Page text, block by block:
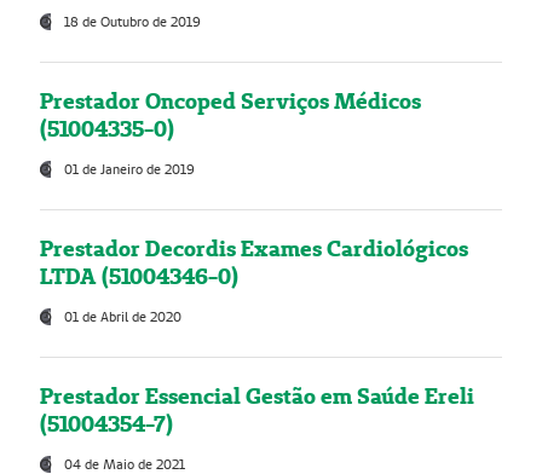
18 de Outubro de 2019
Prestador Oncoped Serviços Médicos
(51004335-0)
01 de Janeiro de 2019
Prestador Decordis Exames Cardiológicos
LTDA (51004346-0)
01 de Abril de 2020
Prestador Essencial Gestão em Saúde Ereli
(51004354-7)
04 de Maio de 2021